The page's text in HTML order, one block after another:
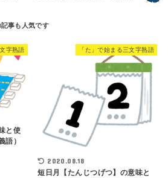
字熟語
と使
語）
「た」で始まる三文字熟語
2020.08.18
短日月【たんじつげつ】の意味と